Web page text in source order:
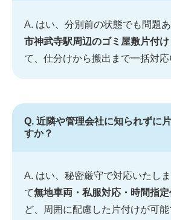
A. はい、分別前の状態でも問題あ
市神武寺駅周辺のゴミ屋敷片付
て、仕分けから搬出まで一括対応
Q. 近隣や管理会社に知られずに
すか？
A. はい、秘密厳守で対応いたし
て無地車両・私服対応・時間指
ど、周囲に配慮した片付けが可能